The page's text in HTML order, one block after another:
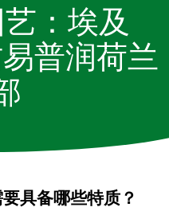
：埃及
普润荷兰
具备哪些特质？